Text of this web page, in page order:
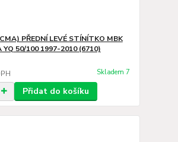
PŘEDNÍ LEVÉ STÍNÍTKO MBK
YQ 50/100 1997-2010 (6710)
Skladem 7
Přidat do košíku